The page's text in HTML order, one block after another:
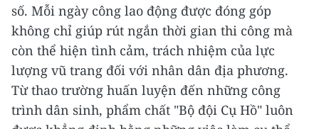
số. Mỗi ngày công lao động được đóng góp
không chỉ giúp rút ngắn thời gian thi công mà
còn thể hiện tình cảm, trách nhiệm của lực
lượng vũ trang đối với nhân dân địa phương.
Từ thao trường huấn luyện đến những công
trình dân sinh, phẩm chất "Bộ đội Cụ Hồ" luôn